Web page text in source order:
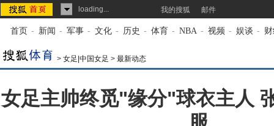
loading... 我的搜狐 邮件
首页 - 新闻 - 军事 - 文化 - 历史 - 体育 - NBA - 视频 - 娱谈 -
> 女足|中国女足 > 最新动态
女足主帅终觅"缘分"球衣主人